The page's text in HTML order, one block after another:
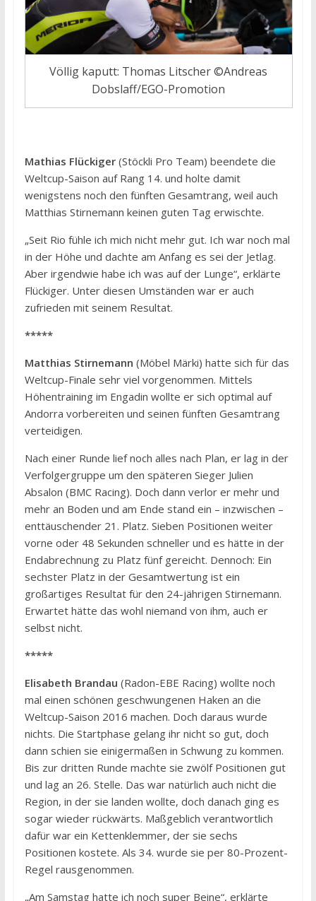
Völlig kaputt: Thomas Litscher ©Andreas
Dobslaff/EGO-Promotion
Mathias Flückiger (Stöckli Pro Team) beendete die
Weltcup-Saison auf Rang 14. und holte damit
wenigstens noch den fünften Gesamtrang, weil auch
Matthias Stirnemann keinen guten Tag erwischte.
„Seit Rio fühle ich mich nicht mehr gut. Ich war noch mal
in der Höhe und dachte am Anfang es sei der Jetlag.
Aber irgendwie habe ich was auf der Lunge“, erklärte
Flückiger. Unter diesen Umständen war er auch
zufrieden mit seinem Resultat.
*****
Matthias Stirnemann (Möbel Märki) hatte sich für das
Weltcup-Finale sehr viel vorgenommen. Mittels
Höhentraining im Engadin wollte er sich optimal auf
Andorra vorbereiten und seinen fünften Gesamtrang
verteidigen.
Nach einer Runde lief noch alles nach Plan, er lag in der
Verfolgergruppe um den späteren Sieger Julien
Absalon (BMC Racing). Doch dann verlor er mehr und
mehr an Boden und am Ende stand ein – inzwischen –
enttäuschender 21. Platz. Sieben Positionen weiter
vorne oder 48 Sekunden schneller und es hätte in der
Endabrechnung zu Platz fünf gereicht. Dennoch: Ein
sechster Platz in der Gesamtwertung ist ein
großartiges Resultat für den 24-jährigen Stirnemann.
Erwartet hätte das wohl niemand von ihm, auch er
selbst nicht.
*****
Elisabeth Brandau (Radon-EBE Racing) wollte noch
mal einen schönen geschwungenen Haken an die
Weltcup-Saison 2016 machen. Doch daraus wurde
nichts. Die Startphase gelang ihr nicht so gut, doch
dann schien sie einigermaßen in Schwung zu kommen.
Bis zur dritten Runde machte sie zwölf Positionen gut
und lag an 26. Stelle. Das war natürlich auch nicht die
Region, in der sie landen wollte, doch danach ging es
sogar wieder rückwärts. Maßgeblich verantwortlich
dafür war ein Kettenklemmer, der sie sechs
Positionen kostete. Als 34. wurde sie per 80-Prozent-
Regel rausgenommen.
„Am Samstag hatte ich noch super Beine“, erklärte